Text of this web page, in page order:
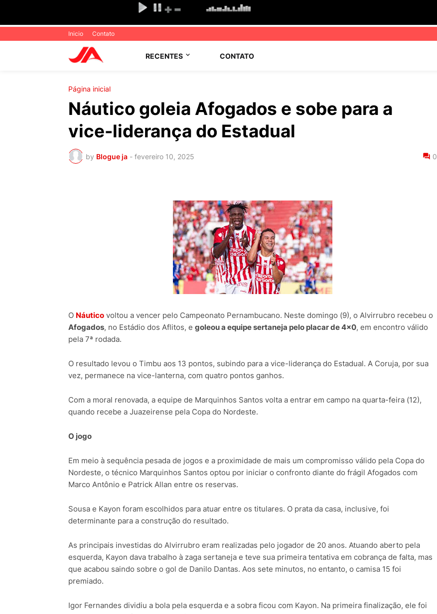
Inicio Contato
RECENTES CONTATO
Página inicial
Náutico goleia Afogados e sobe para a
vice-liderança do Estadual
by Blogue ja - fevereiro 10, 2025 0
O Náutico voltou a vencer pelo Campeonato Pernambucano. Neste domingo (9), o Alvirrubro recebeu o
Afogados, no Estádio dos Aflitos, e goleou a equipe sertaneja pelo placar de 4x0, em encontro válido
pela 7ª rodada.
O resultado levou o Timbu aos 13 pontos, subindo para a vice-liderança do Estadual. A Coruja, por sua
vez, permanece na vice-lanterna, com quatro pontos ganhos.
Com a moral renovada, a equipe de Marquinhos Santos volta a entrar em campo na quarta-feira (12),
quando recebe a Juazeirense pela Copa do Nordeste.
O jogo
Em meio à sequência pesada de jogos e a proximidade de mais um compromisso válido pela Copa do
Nordeste, o técnico Marquinhos Santos optou por iniciar o confronto diante do frágil Afogados com
Marco Antônio e Patrick Allan entre os reservas.
Sousa e Kayon foram escolhidos para atuar entre os titulares. O prata da casa, inclusive, foi
determinante para a construção do resultado.
As principais investidas do Alvirrubro eram realizadas pelo jogador de 20 anos. Atuando aberto pela
esquerda, Kayon dava trabalho à zaga sertaneja e teve sua primeira tentativa em cobrança de falta, mas
que acabou saindo sobre o gol de Danilo Dantas. Aos sete minutos, no entanto, o camisa 15 foi
premiado.
Igor Fernandes dividiu a bola pela esquerda e a sobra ficou com Kayon. Na primeira finalização, ele foi